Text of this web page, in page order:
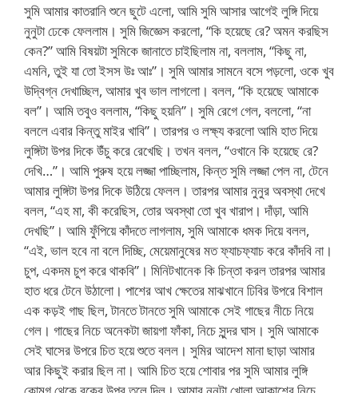
সুমি আমার কাতরানি শুনে ছুটে এলো, আমি সুমি আসার আগেই লুঙ্গি দিয়ে
নুনুটা ঢেকে ফেললাম। সুমি জিজ্ঞেস করলো, “কি হয়েছে রে? অমন করছিস
কেন?” আমি বিষয়টা সুমিকে জানাতে চাইছিলাম না, বললাম, “কিছু না,
এমনি, তুই যা তো ইসস উঃ আঃ”। সুমি আমার সামনে বসে পড়লো, ওকে খুব
উদ্বিগ্ন দেখাচ্ছিল, আমার খুব ভাল লাগলো। বলল, “কি হয়েছে আমাকে
বল”। আমি তবুও বললাম, “কিছু হয়নি”। সুমি রেগে গেল, বললো, “না
বললে এবার কিন্তু মাইর খাবি”। তারপর ও লক্ষ্য করলো আমি হাত দিয়ে
লুঙ্গিটা উপর দিকে উঁচু করে রেখেছি। তখন বলল, “ওখানে কি হয়েছে রে?
দেখি…”। আমি পুরুষ হয়ে লজ্জা পাচ্ছিলাম, কিন্ত সুমি লজ্জা পেল না, টেনে
আমার লুঙ্গিটা উপর দিকে উঠিয়ে ফেলল। তারপর আমার নুনুর অবস্থা দেখে
বলল, “এহ মা, কী করেছিস, তোর অবস্থা তো খুব খারাপ। দাঁড়া, আমি
দেখছি”। আমি ফুঁপিয়ে কাঁদতে লাগলাম, সুমি আমাকে ধমক দিয়ে বলল,
“এই, ভাল হবে না বলে দিচ্ছি, মেয়েমানুষের মত ফ্যাচফ্যাচ করে কাঁদবি না।
চুপ, একদম চুপ করে থাকবি”। মিনিটখানেক কি চিন্তা করল তারপর আমার
হাত ধরে টেনে উঠালো। পাশের আখ ক্ষেতের মাঝখানে ঢিবির উপরে বিশাল
এক কড়ই গাছ ছিল, টানতে টানতে সুমি আমাকে সেই গাছের নীচে নিয়ে
গেল। গাছের নিচে অনেকটা জায়গা ফাঁকা, নিচে সুন্দর ঘাস। সুমি আমাকে
সেই ঘাসের উপরে চিত হয়ে শুতে বলল। সুমির আদেশ মানা ছাড়া আমার
আর কিছুই করার ছিল না। আমি চিত হয়ে শোবার পর সুমি আমার লুঙ্গি